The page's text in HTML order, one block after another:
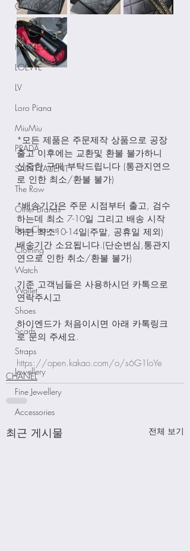
GOYARD
GUCCI
HERMES
LOEWE
LV
Loro Piana
MiuMiu
PRADA
SAINT LAUENT
The Row
Other Brands
Bag Charms
Clothing
Watch
Wallet
Shoes
Scarfs
Straps
Jewellery
Fine Jewellery
Accessories
*모든 제품은 주문제작 상품으로 공장
출고 이후에는 교환및 환불 불가하니
신중한 구매 부탁드립니다 (통관지연으
로 인한 최소/환불 불가)
*배송기간은 주문 시점부터 출고, 검수
하는데 최소 7-10일 그리고 배송 시작
하면 최소10-14일(주말, 공휴일 제외)
배송기간 소요됩니다.(단순변심,통관지
연으로 인한 취소/환불 불가)
기존 고객님들은 사용하시던 카톡으로
연락주시고
하이엔드가 처음이시면 아래 카톡링크
로 문의 주세요.
https://open.kakao.com/o/s6G1loYe
CHANEL
최근 게시물 전체 보기